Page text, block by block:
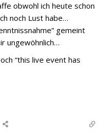
obwohl ich heute schon
noch Lust habe…
gemeint
ungewöhnlich…
“this live event has